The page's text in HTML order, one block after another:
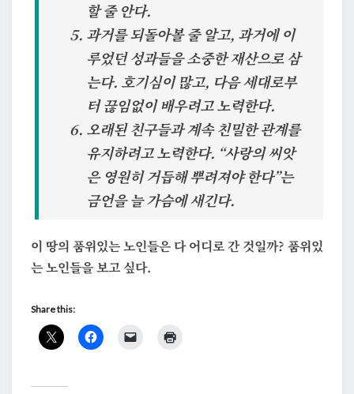
할 줄 안다.
과거를 되돌아볼 줄 알고, 과거에 이
루었던 성과들을 소중한 재산으로 삼
는다. 호기심이 많고, 다음 세대로부
터 끊임없이 배우려고 노력한다.
오래된 친구들과 계속 친밀한 관계를
유지하려고 노력한다. “사랑의 씨앗
은 영원히 거듭해 뿌려져야 한다”는
금언을 늘 가슴에 새긴다.
이 땅의 품위있는 노인들은 다 어디로 간 것일까? 품위있
는 노인들을 보고 싶다.
Share this: